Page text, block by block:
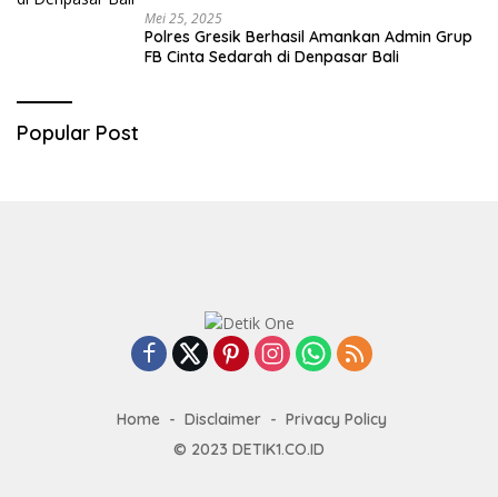
Mei 25, 2025
Polres Gresik Berhasil Amankan Admin Grup
FB Cinta Sedarah di Denpasar Bali
Popular Post
Home Disclaimer
Privacy Policy
© 2023 DETIK1.CO.ID